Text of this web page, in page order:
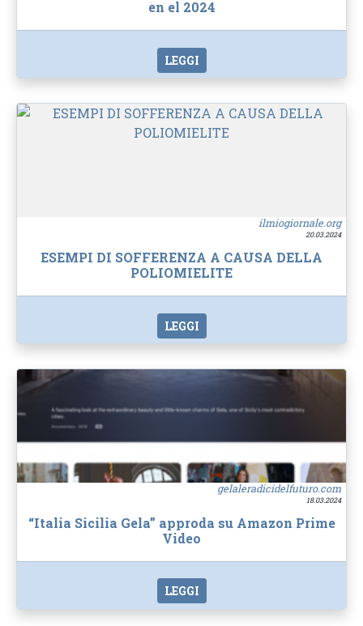
en el 2024
LEGGI
ilmiogiornale.org
20.03.2024
ESEMPI DI SOFFERENZA A CAUSA DELLA
POLIOMIELITE
LEGGI
gelaleradicidelfuturo.com
18.03.2024
“Italia Sicilia Gela” approda su Amazon Prime
Video
LEGGI